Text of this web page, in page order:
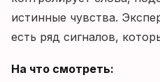
истинные чувства.
есть ряд сигналов,
На что смотреть: